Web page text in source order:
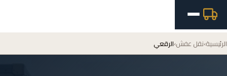
الرئيسية›نقل عفش›الرقعي